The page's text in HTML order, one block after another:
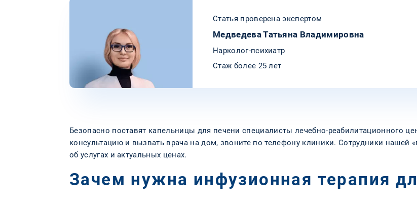
Статья проверена экспертом
Медведева Татьяна Владимировна
Нарколог-психиатр
Стаж более 25 лет
Безопасно поставят капельницы для печени специалисты лечебно-реабилитационного
консультацию и вызвать врача на дом, звоните по телефону клиники. Сотрудники нашей
об услугах и актуальных ценах.
Зачем нужна инфузионная терапия